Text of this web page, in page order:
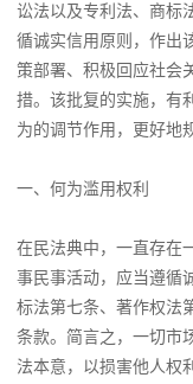
讼法以及专利法、商标
循诚实信用原则，作出
策部署、积极回应社会
措。该批复的实施，有
为的调节作用，更好地
一、何为滥用权利
在民法典中，一直存在
事民事活动，应当遵循
标法第七条、著作权法
条款。简言之，一切市
法本意，以损害他人权